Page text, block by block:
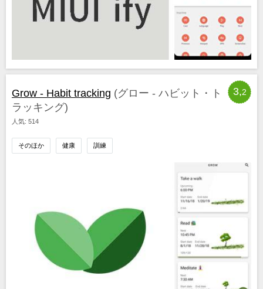
3,2
Grow - Habit tracking (グロー - ハビット・ト
ラッキング)
人気: 514
そのほか 健康 訓練